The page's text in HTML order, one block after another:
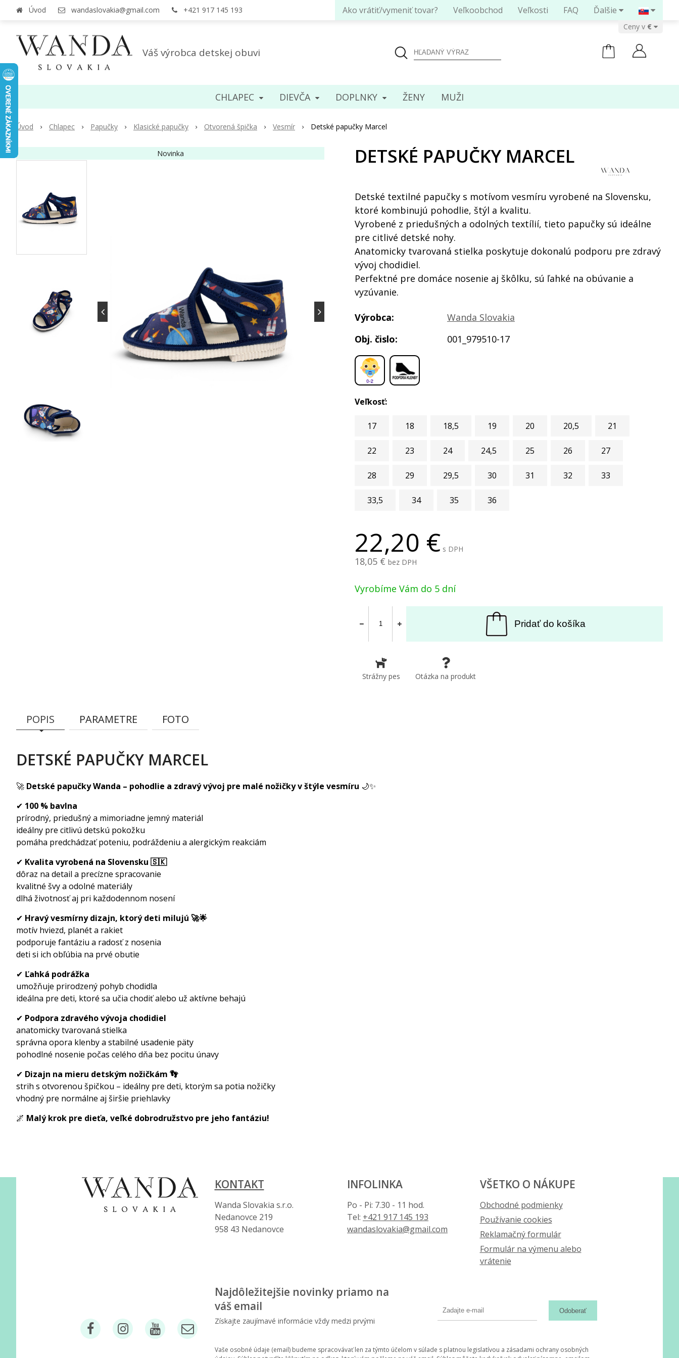
Váš výrobca detskej obuvi
Úvod wandaslovakia@gmail.com +421 917 145 193 Ako vrátiť/vymeniť tovar? Veľkoobchod Veľkosti FAQ Ďalšie
Ceny v
CHLAPEC DIEVČA DOPLNKY ENY MUŽI
Úvod Chlapec Papučky Klasické papučky Otvorená špička Vesmír Detské papučky Marcel
Novinka
22,20 s DPH
18,05 bez DPH
Vyrobíme Vám do 5 dní
Pridať do košíka
Strážny pes Otázka na produkt
DETSKÉ PAPUČKY MARCEL
Detské textilné papučky s motívom vesmíru vyrobené na Slovensku,
ktoré kombinujú pohodlie, štýl a kvalitu.
Vyrobené z priedušných a odolných textílií, tieto papučky sú ideálne
pre citlivé detské nohy.
Anatomicky tvarovaná stielka poskytuje dokonalú podporu pre zdravý
vývoj chodidiel.
Perfektné pre domáce nosenie aj škôlku, sú ľahké na obúvanie a
vyzúvanie.
Výrobca:
Wanda Slovakia
Obj. čislo:
001_979510-17
Veľkosť:
17 18 18,5 19 20 20,5 21
22 23 24 24,5 25 26 27
28 29 29,5 30 31 32 33
33,5 34 35 36
POPIS PARAMETRE FOTO
DETSKÉ PAPUČKY MARCEL
🚀 Detské papučky Wanda – pohodlie a zdravý vývoj pre malé nožičky v štýle vesmíru 🌙✨
✔ 100 % bavlna
prírodný, priedušný a mimoriadne jemný materiál
ideálny pre citlivú detskú pokožku
pomáha predchádzať poteniu, podráždeniu a alergickým reakciám
✔ Kvalita vyrobená na Slovensku 🇸🇰
dôraz na detail a precízne spracovanie
kvalitné švy a odolné materiály
dlhá životnosť aj pri každodennom nosení
✔ Hravý vesmírny dizajn, ktorý deti milujú 🚀🌟
motív hviezd, planét a rakiet
podporuje fantáziu a radosť z nosenia
deti si ich obľúbia na prvé obutie
✔ Ľahká podrážka
umožňuje prirodzený pohyb chodidla
ideálna pre deti, ktoré sa učia chodiť alebo už aktívne behajú
✔ Podpora zdravého vývoja chodidiel
anatomicky tvarovaná stielka
správna opora klenby a stabilné usadenie päty
pohodlné nosenie počas celého dňa bez pocitu únavy
✔ Dizajn na mieru detským nožičkám 👣
strih s otvorenou špičkou – ideálny pre deti, ktorým sa potia nožičky
vhodný pre normálne aj širšie priehlavky
🌌 Malý krok pre dieťa, veľké dobrodružstvo pre jeho fantáziu!
KONTAKT
Wanda Slovakia s.r.o.
Nedanovce 219
958 43 Nedanovce
INFOLINKA
Po - Pi: 7.30 - 11 hod.
Tel: +421 917 145 193
wandaslovakia@gmail.com
VŠETKO O NÁKUPE
Obchodné podmienky
Používanie cookies
Reklamačný formulár
Formulár na výmenu alebo
vrátenie
Najdôležitejšie novinky priamo na
váš email
Získajte zaujímavé informácie vždy medzi prvými
Odoberať
Vaše osobné údaje (email) budeme spracovávať len za týmto účelom v súlade s platnou legislatívou a zásadami ochrany osobných